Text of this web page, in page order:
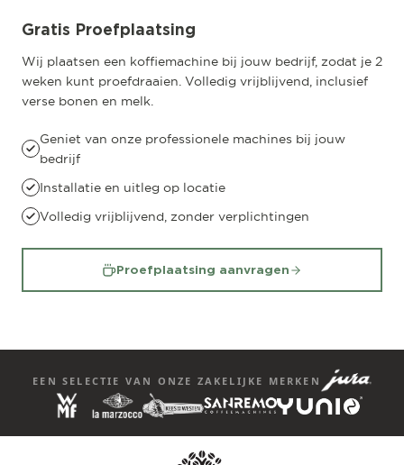
Gratis Proefplaatsing
Wij plaatsen een koffiemachine bij jouw bedrijf, zodat je 2
weken kunt proefdraaien. Volledig vrijblijvend, inclusief
verse bonen en melk.
Geniet van onze professionele machines bij jouw
bedrijf
Installatie en uitleg op locatie
Volledig vrijblijvend, zonder verplichtingen
Proefplaatsing aanvragen
EEN SELECTIE VAN ONZE ZAKELIJKE MERKEN